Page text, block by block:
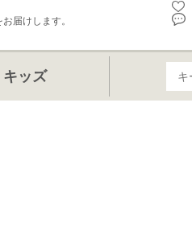
届けします。
キッズ